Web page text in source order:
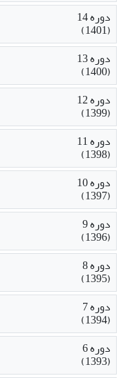
دوره 14
(1401)
دوره 13
(1400)
دوره 12
(1399)
دوره 11
(1398)
دوره 10
(1397)
دوره 9
(1396)
دوره 8
(1395)
دوره 7
(1394)
دوره 6
(1393)